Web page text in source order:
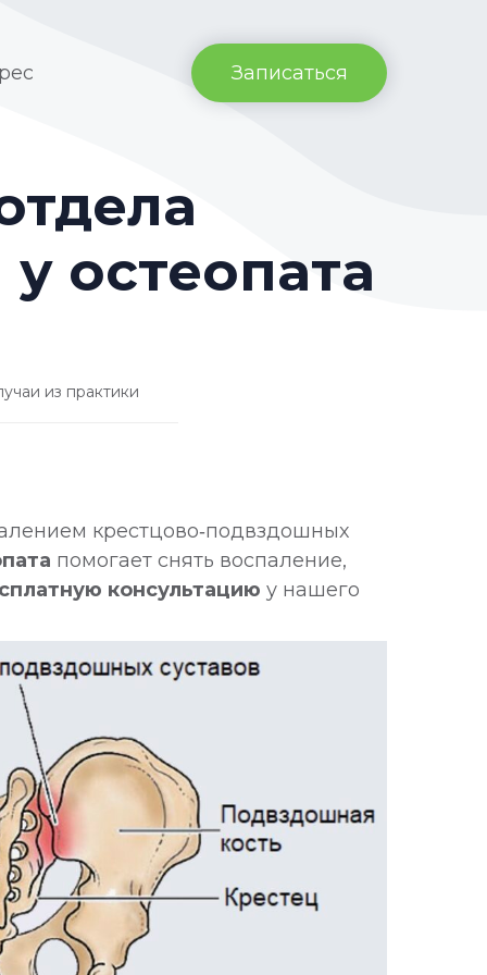
Записаться
остеопата
из практики
крестцово‑подвздошных
помогает снять воспаление,
консультацию у нашего